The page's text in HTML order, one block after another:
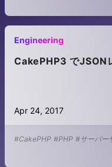
Engineering
CakePHP3 でJSON
Apr 24, 2017
#CakePHP #PHP #サーバー